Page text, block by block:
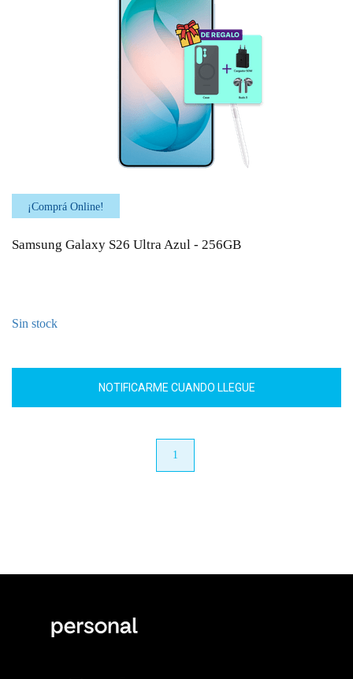
¡Comprá Online!
Samsung Galaxy S26 Ultra Azul - 256GB
Sin stock
NOTIFICARME CUANDO LLEGUE
1